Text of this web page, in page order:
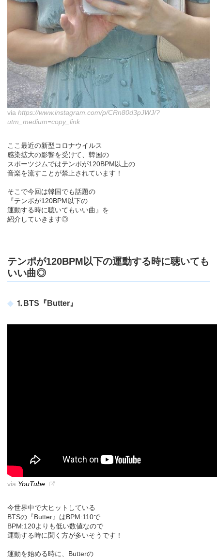
via https://www.instagram.com/p/CRn80d3pJWJ/?
utm_medium=copy_link
ここ最近の新型コロナウイルス
感染拡大の影響を受けて、韓国の
スポーツジムではテンポが120BPM以上の
音楽を流すことが禁止されています！
そこで今回は韓国でも話題の
『テンポが120BPM以下の
運動する時に聴いてもいい曲』を
紹介していきます◎
テンポが120BPM以下の運動する時に聴いても
いい曲◎
⒈BTS『Butter』
via YouTube
今世界中で大ヒットしている
BTSの『Butter』はBPM:110で
BPM:120よりも低い数値なので
運動する時に聞く方が多いそうです！
運動を始める時に、Butterの